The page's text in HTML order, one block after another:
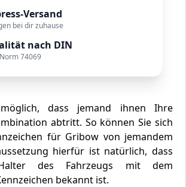
Versand
bei dir zuhause
nach DIN
74069
dass jemand ihnen Ihre
abtritt. So können Sie sich
für Gribow von jemandem
hierfür ist natürlich, dass
des Fahrzeugs mit dem
bekannt ist.